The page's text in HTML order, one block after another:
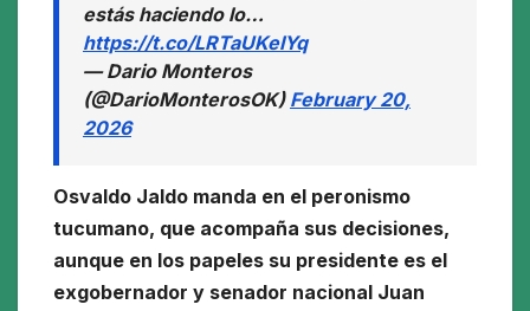
estás haciendo lo…
https://t.co/LRTaUKeIYq
— Dario Monteros
(@DarioMonterosOK) February 20,
2026
Osvaldo Jaldo manda en el peronismo
tucumano, que acompaña sus decisiones,
aunque en los papeles su presidente es el
exgobernador y senador nacional Juan